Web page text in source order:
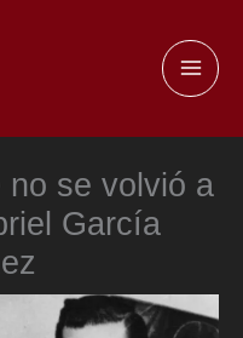
no se volvió a
García